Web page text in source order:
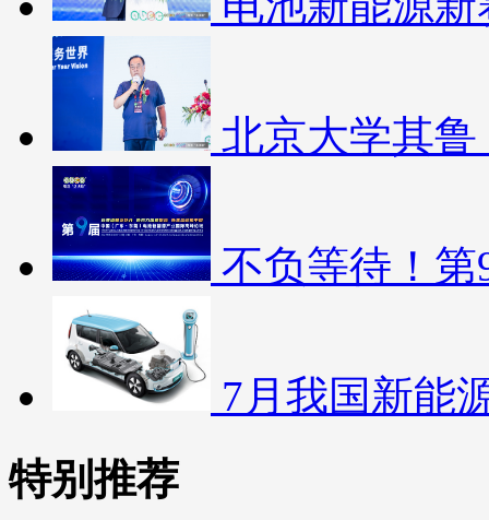
北京大学其鲁
不负等待！第
7月我国新能
特别推荐